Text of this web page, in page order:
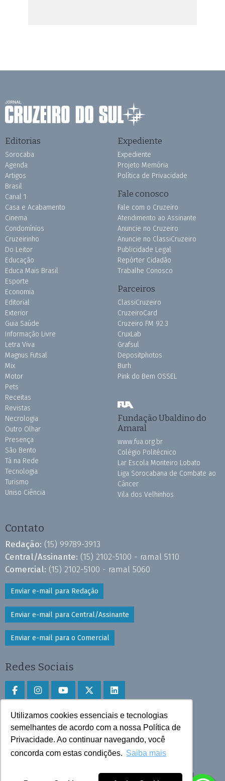
Utilizamos cookies essenciais e tecnologias
semelhantes de acordo com a nossa Política de
Privacidade. Ao continuar navegando, você
concorda com estas condições. Saiba mais
Editorias
Sorocaba
Agenda
Artigos
Brasil
Canal 1
Casa e Acabamento
Cinema
Condomínios
Cruzeirinho
Do Leitor
Educação
Educa Mais Brasil
Esporte
Economia
Editorial
Exterior
Guia Saúde
Informação Livre
Letra Viva
Magnus Futsal
Mix
Motor
Pets
Receitas
Revistas
Necrologia
Outro Olhar
Presença
São Bento
Tá na Rede
Tecnologia
Turismo
Uniso Ciência
Expediente
Expediente
Projeto Memória
Política de Privacidade
Fale conosco
Fale com o Cruzeiro
Atendimento ao Assinante
Anuncie no Cruzeiro
Anuncie no ClassiCruzeiro
Publicidade Legal
Repórter Cidadão
Trabalhe Conosco
Parceiros
ClassiCruzeiro
CruzeiroCard
Cruzeiro FM 92.3
CruxLab
Grafsul
Depositphotos
Burh
Pink do Bem OSSEL
Fundação Ubaldino do
Amaral
www.fua.org.br
Colégio Politécnico
Lar Escola Monteiro Lobato
Liga Sorocabana de Combate ao
Câncer
Vila dos Velhinhos
Contato
Redação: (15) 99789-3913
Central/Assinante: (15) 2102-5100 - ramal 5110
Comercial: (15) 2102-5100 - ramal 5060
Enviar e-mail para Redação
Enviar e-mail para Central/Assinante
Enviar e-mail para o Comercial
Redes Sociais
Faça download do aplicativo
Play Store e App Store
Todos os direitos reservados © 2025 Cruzeiro do Sul